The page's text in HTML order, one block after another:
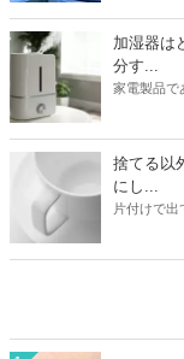
ます。また
おくと忘
メーカーや
加湿器は
分す...
家電製品で
のか？ヤマ
説していま
得に加湿器
捨てる以
にし...
片付けで出
にならず